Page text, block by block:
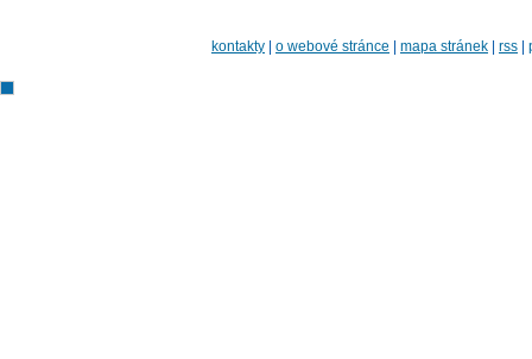
kontakty | o webové stránce | mapa stránek | rss |